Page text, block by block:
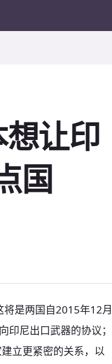
让印
国
将是两国自2015年12月
印尼出口武器的协议；
立更紧密的关系，以